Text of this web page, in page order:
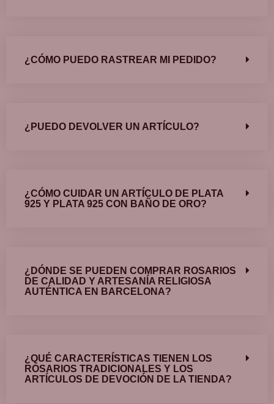
¿CÓMO PUEDO RASTREAR MI PEDIDO?
¿PUEDO DEVOLVER UN ARTÍCULO?
¿CÓMO CUIDAR UN ARTÍCULO DE PLATA
925 Y PLATA 925 CON BAÑO DE ORO?
¿DÓNDE SE PUEDEN COMPRAR ROSARIOS
DE CALIDAD Y ARTESANÍA RELIGIOSA
AUTÉNTICA EN BARCELONA?
¿QUÉ CARACTERÍSTICAS TIENEN LOS
ROSARIOS TRADICIONALES Y LOS
ARTÍCULOS DE DEVOCIÓN DE LA TIENDA?